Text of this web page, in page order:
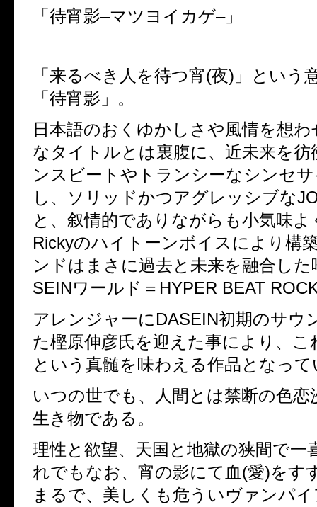
「待宵影–マツヨイカゲ–」
「来るべき人を待つ宵(夜) 」という
「待宵影」。
日本語のおくゆかしさや風情を想
なタイトルとは裏腹に、近未来を
ンスビートやトランシーなシンセ
し、ソリッドかつアグレッシブな
と、叙情的でありながらも小気味
Rickyのハイトーンボイスにより構
ンドはまさに過去と未来を融合した
SEINワールド＝ HYPER BEAT
アレンジャーに DASEIN初期のサウ
た樫原伸彦氏を迎えた事により、こ
という真髄を味わえる作品となって
いつの世でも、人間とは禁断の色恋
生き物である。
理性と欲望、天国と地獄の狭間で一
れでもなお、宵の影にて血(愛)をす
まるで、美しくも危ういヴァンパ